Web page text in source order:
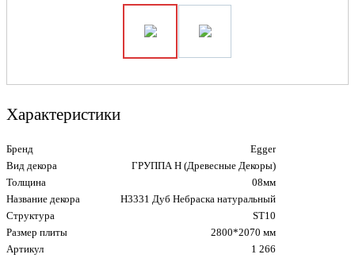
Характеристики
Бренд
Egger
Вид декора
ГРУППА Н (Древесные Декоры)
Толщина
08мм
Название декора
H3331 Дуб Небраска натуральный
Структура
ST10
Размер плиты
2800*2070 мм
Артикул
1 266